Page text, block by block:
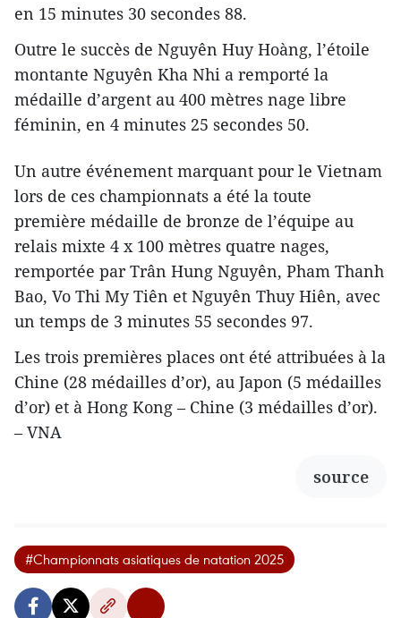
en 15 minutes 30 secondes 88.
Outre le succès de Nguyên Huy Hoàng, l’étoile
montante Nguyên Kha Nhi a remporté la
médaille d’argent au 400 mètres nage libre
féminin, en 4 minutes 25 secondes 50.
Un autre événement marquant pour le Vietnam
lors de ces championnats a été la toute
première médaille de bronze de l’équipe au
relais mixte 4 x 100 mètres quatre nages,
remportée par Trân Hung Nguyên, Pham Thanh
Bao, Vo Thi My Tiên et Nguyên Thuy Hiên, avec
un temps de 3 minutes 55 secondes 97.
Les trois premières places ont été attribuées à la
Chine (28 médailles d’or), au Japon (5 médailles
d’or) et à Hong Kong – Chine (3 médailles d’or).
– VNA
source
#Championnats asiatiques de natation 2025